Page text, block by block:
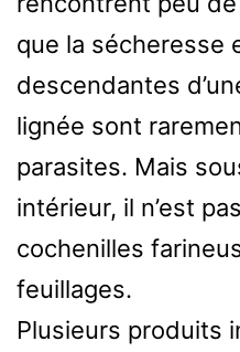
que la sécheresse
descendantes
lignée sont
parasites. Mais
intérieur, il n’est
cochenilles
feuillages.
Plusieurs produits